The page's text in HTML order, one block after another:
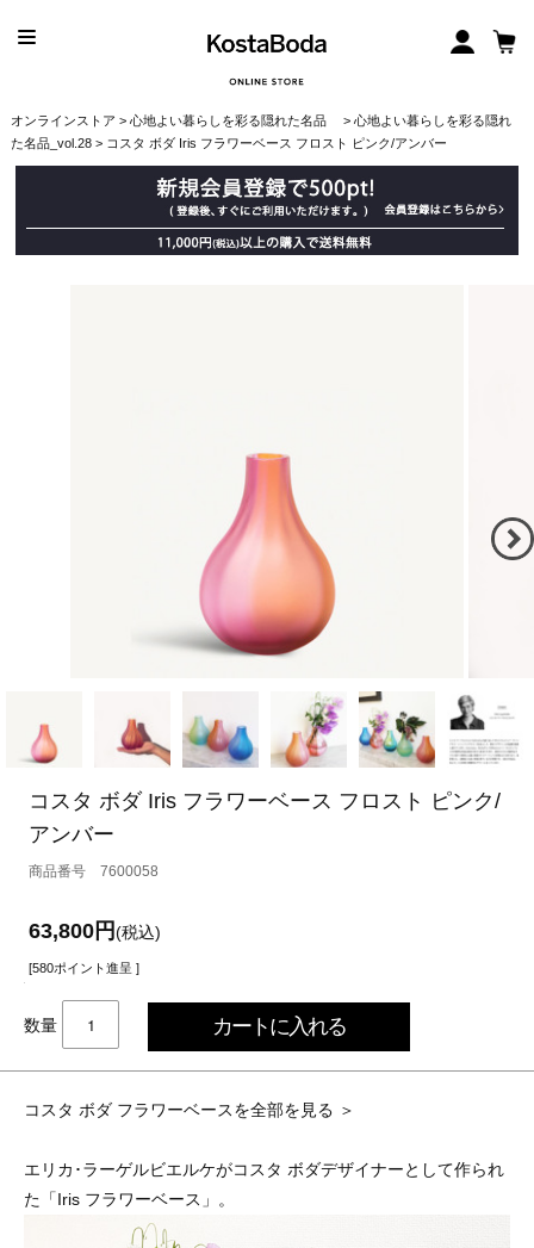
オンラインストア > 心地よい暮らしを彩る隠れた名品 > 心地よい暮らしを彩る隠れ
た名品_vol.28> コスタ ボダ Iris フラワーベース フロスト ピンク/アンバー
コスタ ボダ Iris フラワーベース フロスト ピンク/
アンバー
7600058
63,800円(税込)
[580ポイント進呈 ]
数量
コスタ ボダ フラワーベースを全部を見る ＞
エリカ･ラーゲルビエルケがコスタ ボダデザイナーとして作られ
た「Iris フラワーベース」。